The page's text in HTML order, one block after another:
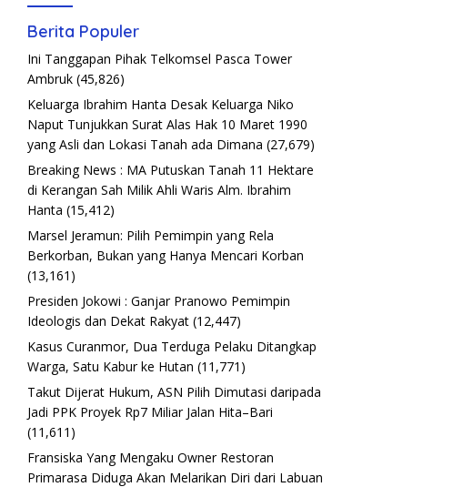
Berita Populer
Ini Tanggapan Pihak Telkomsel Pasca Tower
Ambruk (45,826)
Keluarga Ibrahim Hanta Desak Keluarga Niko
Naput Tunjukkan Surat Alas Hak 10 Maret 1990
yang Asli dan Lokasi Tanah ada Dimana (27,679)
Breaking News : MA Putuskan Tanah 11 Hektare
di Kerangan Sah Milik Ahli Waris Alm. Ibrahim
Hanta (15,412)
Marsel Jeramun: Pilih Pemimpin yang Rela
Berkorban, Bukan yang Hanya Mencari Korban
(13,161)
Presiden Jokowi : Ganjar Pranowo Pemimpin
Ideologis dan Dekat Rakyat (12,447)
Kasus Curanmor, Dua Terduga Pelaku Ditangkap
Warga, Satu Kabur ke Hutan (11,771)
Takut Dijerat Hukum, ASN Pilih Dimutasi daripada
Jadi PPK Proyek Rp7 Miliar Jalan Hita–Bari
(11,611)
Fransiska Yang Mengaku Owner Restoran
Primarasa Diduga Akan Melarikan Diri dari Labuan